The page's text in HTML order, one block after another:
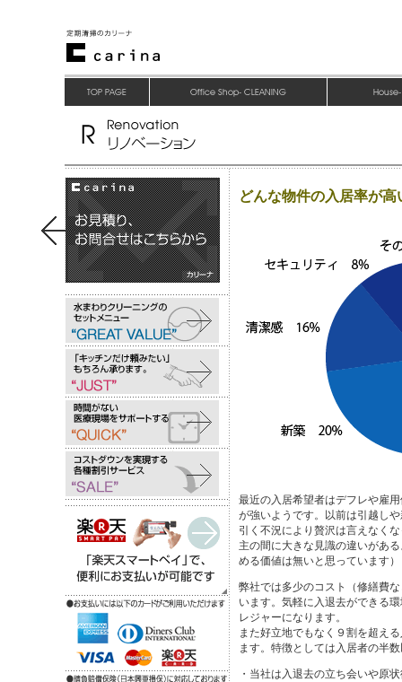
どんな物件の入居率が
最近の入居希望者はデフレや雇
が強いようです。以前は引越し
引く不況により贅沢は言えなく
主の間に大きな見識の違いがあ
める価値は無いと思っています）
弊社では多少のコスト（修繕費
います。気軽に入退去ができる
レジャーになります。
また好立地でもなく９割を超え
ます。特徴としては入居者の半
・当社は入退去の立ち会いや原